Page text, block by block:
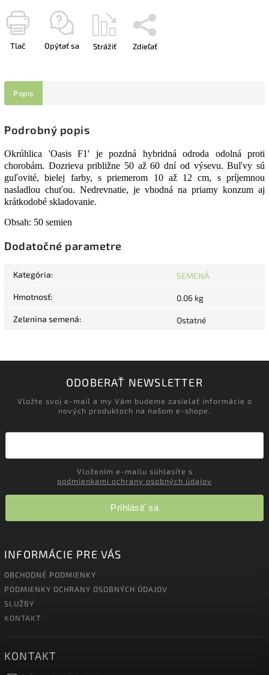
Tlač Opýtať sa Strážiť Zdieľať
Popis
Podrobný popis
Okrúhlica 'Oasis F1' je pozdná hybridná odroda odolná proti
chorobám. Dozrieva približne 50 až 60 dní od výsevu. Buľvy sú
guľovité, bielej farby, s priemerom 10 až 12 cm, s príjemnou
nasladlou chuťou. Nedrevnatie, je vhodná na priamy konzum aj
krátkodobé skladovanie.
Obsah: 50 semien
Dodatočné parametre
Kategória: SEMENÁ
Hmotnosť: 0.06 kg
Zelenina semená: Ostatné
ODOBERAŤ NEWSLETTER
Vložte svoj e-mail a my Vám budeme zasielať informácie o
nových produktoch na našom e-shope.
podmienkami ochrany osobných údajov
Prihlásiť sa
INFORMÁCIE PRE VÁS
OBCHODNÉ PODMIENKY
PODMIENKY OCHRANY OSOBNÝCH ÚDAJOV
SLUŽBY
KONTAKT
KONTAKT